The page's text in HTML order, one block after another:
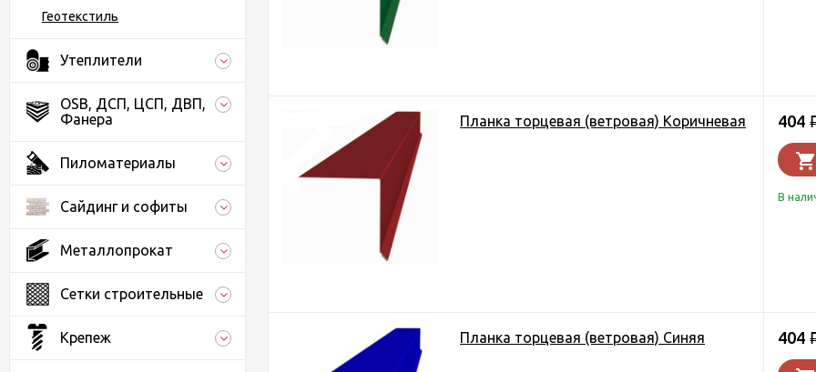
Геотекстиль
Утеплители
OSB, ДСП, ЦСП, ДВП,
Фанера
Пиломатериалы
Сайдинг и софиты
Металлопрокат
Сетки строительные
Крепеж
Планка торцевая (ветровая) Коричневая 404
В
Планка торцевая (ветровая) Синяя 404